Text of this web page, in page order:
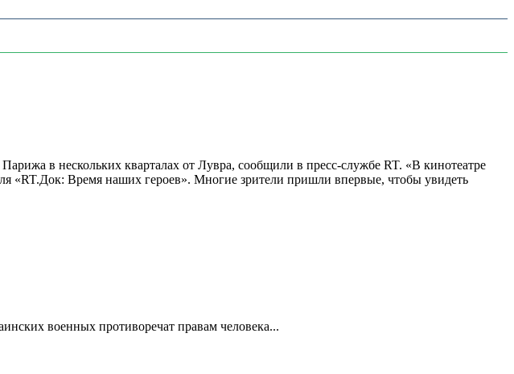
в нескольких кварталах от Лувра, сообщили в пресс-службе RT. «В кинотеатре
«RT.Док: Время наших героев». Многие зрители пришли впервые, чтобы увидеть
военных противоречат правам человека...